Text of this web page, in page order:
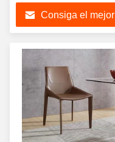
negro con textura.
Consiga el mejor